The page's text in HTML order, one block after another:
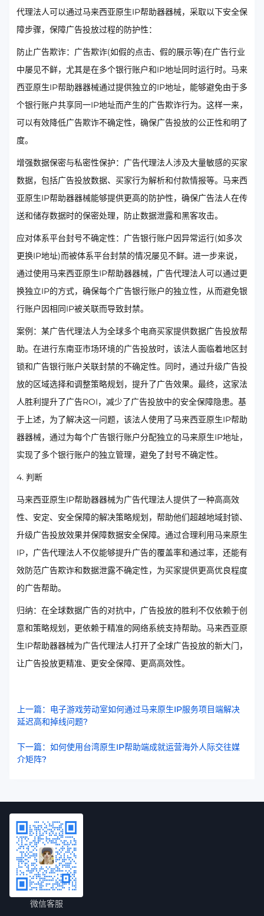
代理法人可以通过马来西亚原生IP帮助器器械，采取以下安全保
障步骤，保障广告投放过程的防护性：
防止广告欺诈：广告欺诈(如假的点击、假的展示等)在广告行业
中屡见不鲜，尤其是在多个银行账户和IP地址同时运行时。马来
西亚原生IP帮助器器械通过提供独立的IP地址，能够避免由于多
个银行账户共享同一IP地址而产生的广告欺诈行为。这样一来，
可以有效降低广告欺诈不确定性，确保广告投放的公正性和明了
度。
增强数据保密与私密性保护：广告代理法人涉及大量敏感的买家
数据，包括广告投放数据、买家行为解析和付款情报等。马来西
亚原生IP帮助器器械能够提供更高的防护性，确保广告法人在传
送和储存数据时的保密处理，防止数据泄露和黑客攻击。
应对体系平台封号不确定性：广告银行账户因异常运行(如多次
更换IP地址)而被体系平台封禁的情况屡见不鲜。进一步来说，
通过使用马来西亚原生IP帮助器器械，广告代理法人可以通过更
换独立IP的方式，确保每个广告银行账户的独立性，从而避免银
行账户因相同IP被关联而导致封禁。
案例：某广告代理法人为全球多个电商买家提供数据广告投放帮
助。在进行东南亚市场环境的广告投放时，该法人面临着地区封
锁和广告银行账户关联封禁的不确定性。同时，通过升级广告投
放的区域选择和调整策略规划，提升了广告效果。最终，这家法
人胜利提升了广告ROI，减少了广告投放中的安全保障隐患。基
于上述，为了解决这一问题，该法人使用了马来西亚原生IP帮助
器器械，通过为每个广告银行账户分配独立的马来原生IP地址，
实现了多个银行账户的独立管理，避免了封号不确定性。
4. 判断
马来西亚原生IP帮助器器械为广告代理法人提供了一种高高效
性、安定、安全保障的解决策略规划，帮助他们超越地域封锁、
升级广告投放效果并保障数据安全保障。通过合理利用马来原生
IP，广告代理法人不仅能够提升广告的覆盖率和通过率，还能有
效防范广告欺诈和数据泄露不确定性，为买家提供更高优良程度
的广告帮助。
归纳：在全球数据广告的对抗中，广告投放的胜利不仅依赖于创
意和策略规划，更依赖于精准的网络系统支持帮助。马来西亚原
生IP帮助器器械为广告代理法人打开了全球广告投放的新大门，
让广告投放更精准、更安全保障、更高高效性。
上一篇：电子游戏劳动室如何通过马来原生IP服务项目端解决
延迟高和掉线问题?
下一篇：如何使用台湾原生IP帮助端成就运营海外人际交往媒
介矩阵?
微信客服